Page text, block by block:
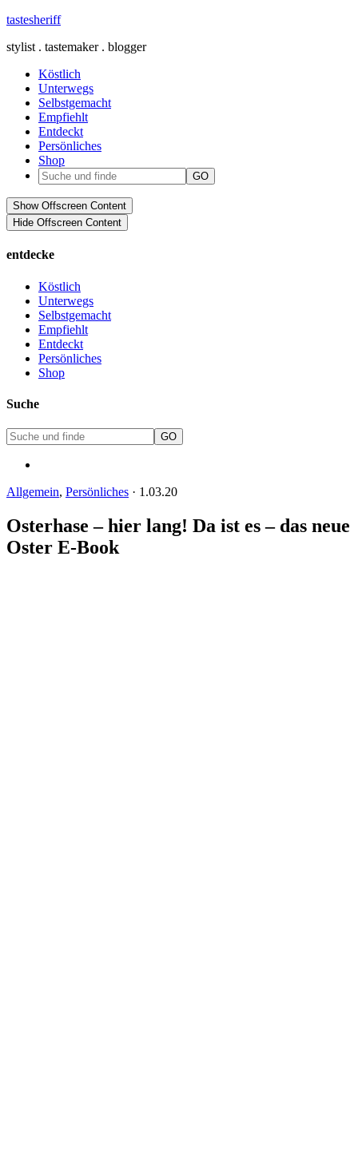
tastesheriff
stylist . tastemaker . blogger
Köstlich
Unterwegs
Selbstgemacht
Empfiehlt
Entdeckt
Persönliches
Shop
Show Offscreen Content
Hide Offscreen Content
entdecke
Köstlich
Unterwegs
Selbstgemacht
Empfiehlt
Entdeckt
Persönliches
Shop
Suche
Allgemein, Persönliches · 1.03.20
Osterhase – hier lang! Da ist es – das neue
Oster E-Book